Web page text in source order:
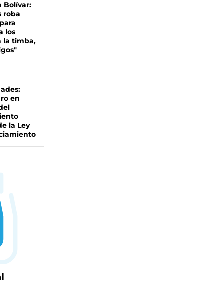
Bolívar:
roba
los
la timba,
en
la Ley